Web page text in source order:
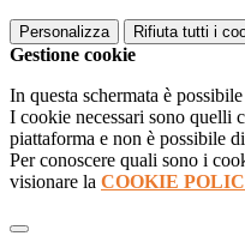
Personalizza Rifiuta tutti i
Gestione cookie
In questa schermata è
I cookie necessari sono quelli
piattaforma e non è possibile
Per conoscere quali sono i
visionare la COOKIE